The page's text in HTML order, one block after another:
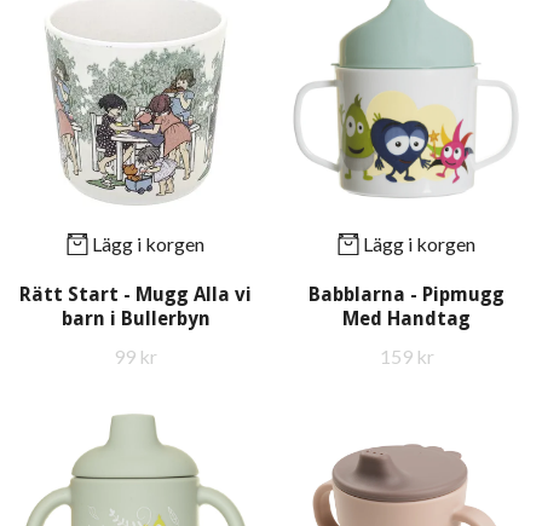
Lägg i korgen
Rätt Start - Mugg Alla vi
barn i Bullerbyn
99 kr
Lägg i korgen
Babblarna - Pipmugg
Med Handtag
159 kr